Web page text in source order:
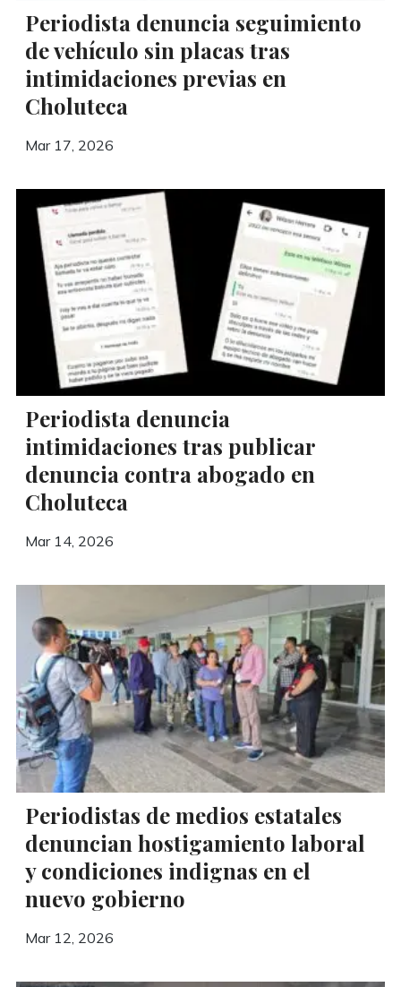
Periodista denuncia seguimiento
de vehículo sin placas tras
intimidaciones previas en
Choluteca
Mar 17, 2026
Periodista denuncia
intimidaciones tras publicar
denuncia contra abogado en
Choluteca
Mar 14, 2026
Periodistas de medios estatales
denuncian hostigamiento laboral
y condiciones indignas en el
nuevo gobierno
Mar 12, 2026